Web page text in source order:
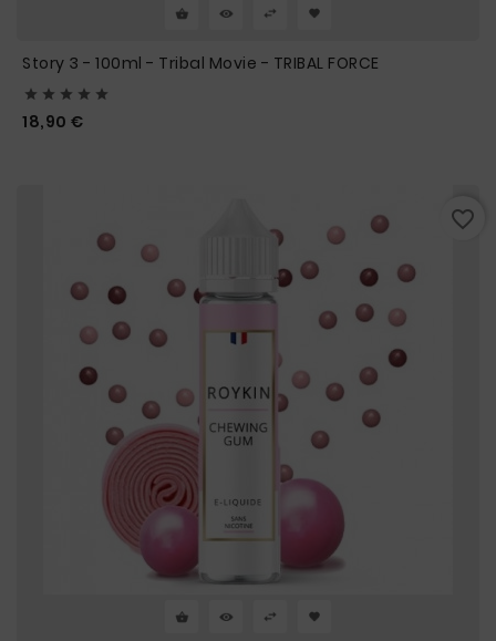
Story 3 - 100ml - Tribal Movie - TRIBAL FORCE
    
18,90 €
favorite_border